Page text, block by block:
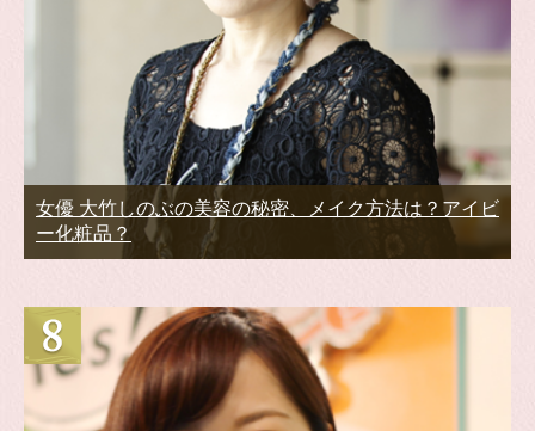
女優 大竹しのぶの美容の秘密、メイク方法は？アイビ
ー化粧品？